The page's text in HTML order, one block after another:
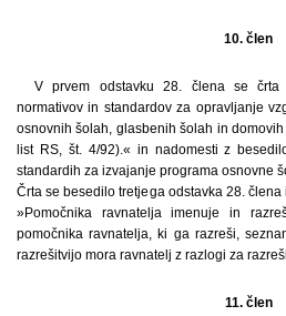
10. člen
V prvem odstavku 28. člena se črta
normativov in standardov za opravljanje
osnovnih šolah, glasbenih šolah in
list RS, št. 4/92).« in nadomesti z
standardih za izvajanje programa osnovne
Črta se besedilo tretjega odstavka 28.
»Pomočnika ravnatelja imenuje in
pomočnika ravnatelja, ki ga razreši,
razrešitvijo mora ravnatelj z razlogi za
11. člen